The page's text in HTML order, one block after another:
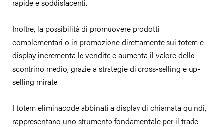
rapide e soddisfacenti.
Inoltre, la possibilità di promuovere prodotti
complementari o in promozione direttamente sui totem e
display incrementa le vendite e aumenta il valore dello
scontrino medio, grazie a strategie di cross-selling e up-
selling mirate.
I totem eliminacode abbinati a display di chiamata quindi,
rappresentano uno strumento fondamentale per il trade